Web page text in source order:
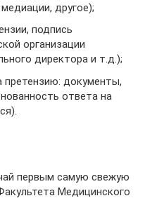
другое);
подпись
организации
директора и т.д.);
претензию: документы,
ответа на
первым самую свежую
Медицинского